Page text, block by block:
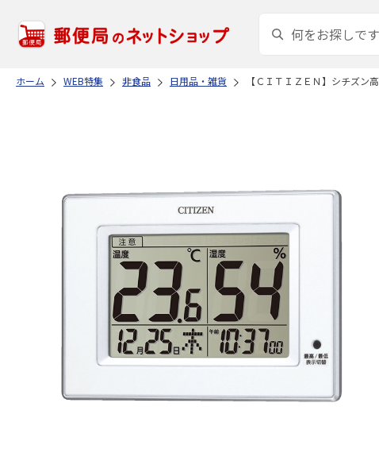
ホーム WEB特集 非食品 日用品・雑貨 【ＣＩＴＩＺＥＮ】シチズ